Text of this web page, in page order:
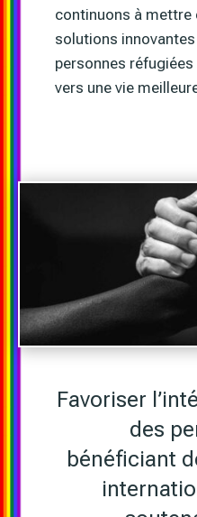
continuons à
solutions
personnes
vers une vie
Favoriser
des
bénéficiant